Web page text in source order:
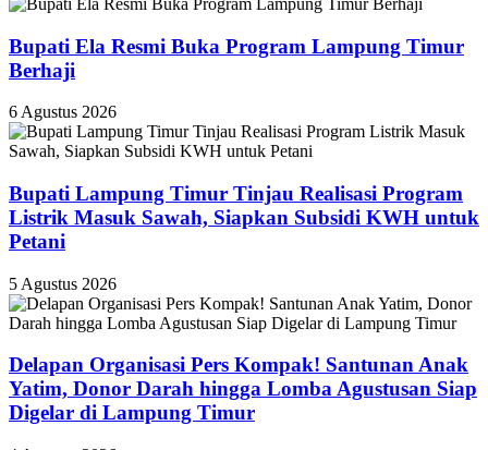
Bupati Ela Resmi Buka Program Lampung Timur
Berhaji
6 Agustus 2026
Bupati Lampung Timur Tinjau Realisasi Program
Listrik Masuk Sawah, Siapkan Subsidi KWH untuk
Petani
5 Agustus 2026
Delapan Organisasi Pers Kompak! Santunan Anak
Yatim, Donor Darah hingga Lomba Agustusan Siap
Digelar di Lampung Timur